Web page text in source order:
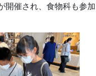
開催され、食物科も参